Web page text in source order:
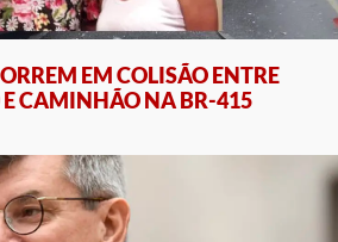
EM COLISÃO ENTRE
E CAMINHÃO NA BR-415